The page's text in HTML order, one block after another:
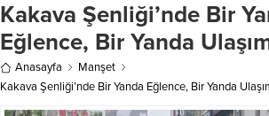
Kakava Şenliği’nde Bir
Eğlence, Bir Yanda
Anasayfa
Manşet
Kakava Şenliği’nde Bir Yanda Eğlence, Bir Yanda